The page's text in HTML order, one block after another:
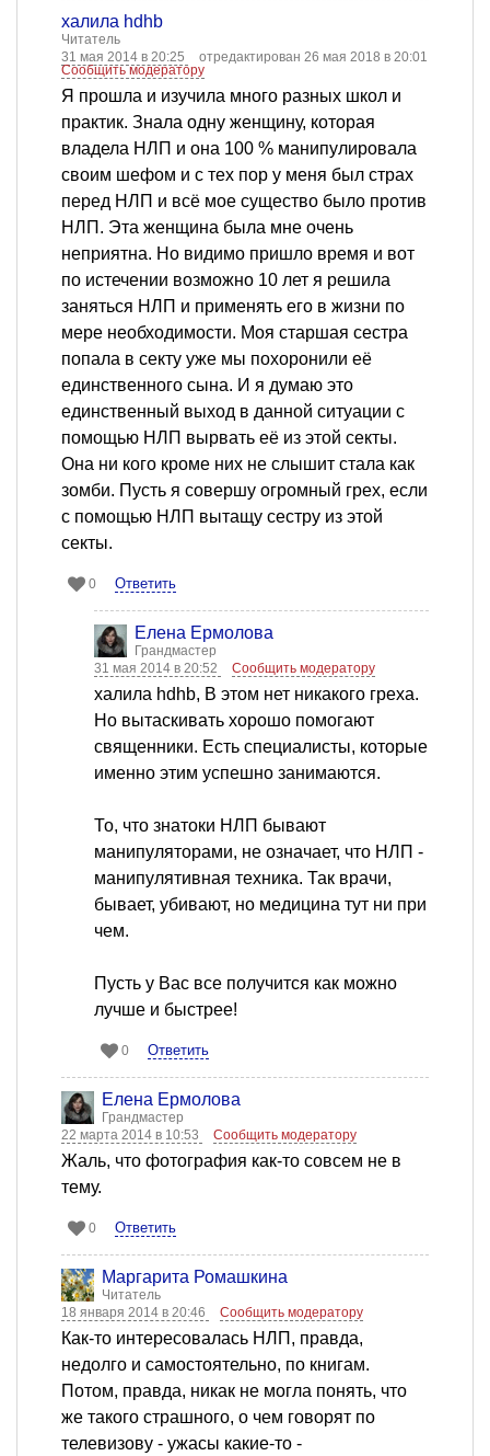
халила hdhb
Читатель
31 мая 2014 в 20:25
отредактирован 26 мая 2018 в 20:01
Сообщить модератору
Я прошла и изучила много разных школ и
практик. Знала одну женщину, которая
владела НЛП и она 100 % манипулировала
своим шефом и с тех пор у меня был страх
перед НЛП и всё мое существо было против
НЛП. Эта женщина была мне очень
неприятна. Но видимо пришло время и вот
по истечении возможно 10 лет я решила
заняться НЛП и применять его в жизни по
мере необходимости. Моя старшая сестра
попала в секту уже мы похоронили её
единственного сына. И я думаю это
единственный выход в данной ситуации с
помощью НЛП вырвать её из этой секты.
Она ни кого кроме них не слышит стала как
зомби. Пусть я совершу огромный грех, если
с помощью НЛП вытащу сестру из этой
секты.
0 Ответить
Елена Ермолова
Грандмастер
31 мая 2014 в 20:52
Сообщить модератору
халила hdhb, В этом нет никакого греха.
Но вытаскивать хорошо помогают
священники. Есть специалисты, которые
именно этим успешно занимаются.
То, что знатоки НЛП бывают
манипуляторами, не означает, что НЛП -
манипулятивная техника. Так врачи,
бывает, убивают, но медицина тут ни при
чем.
Пусть у Вас все получится как можно
лучше и быстрее!
0 Ответить
Елена Ермолова
Грандмастер
22 марта 2014 в 10:53
Сообщить модератору
Жаль, что фотография как-то совсем не в
тему.
0 Ответить
Маргарита Ромашкина
Читатель
18 января 2014 в 20:46
Сообщить модератору
Как-то интересовалась НЛП, правда,
недолго и самостоятельно, по книгам.
Потом, правда, никак не могла понять, что
же такого страшного, о чем говорят по
телевизову - ужасы какие-то -